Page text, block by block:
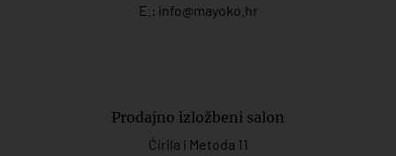
E.: info@mayoko. hr
Prodajno izložbeni salon
Ćirila i Metoda 11